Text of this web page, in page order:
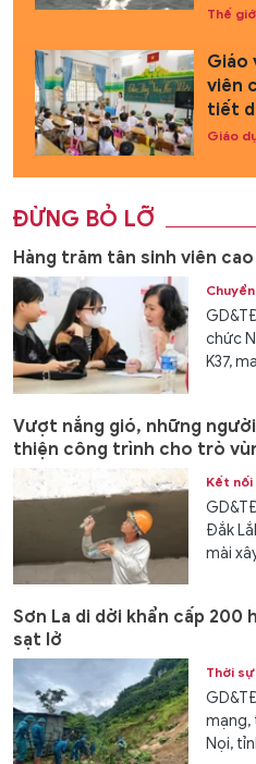
Thế
Giáo
viên
tiết
Giáo
ĐỪNG BỎ LỠ
Hàng trăm tân sinh viên
chức
K37,
Vượt nắng gió, những
thiện công trình cho trò
Kết nối
Đắk
mài
Sơn La di dời khẩn cấp 200
sạt lở
Thời sự
mạng,
Nọi,